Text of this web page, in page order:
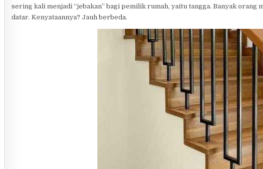
sering kali menjadi “jebakan” bagi pemilik rumah, yaitu tangga. Banyak
datar. Kenyataannya? Jauh berbeda.